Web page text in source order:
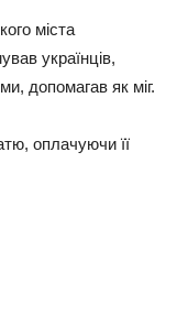
міста
українців,
допомагав як міг.
оплачуючи її